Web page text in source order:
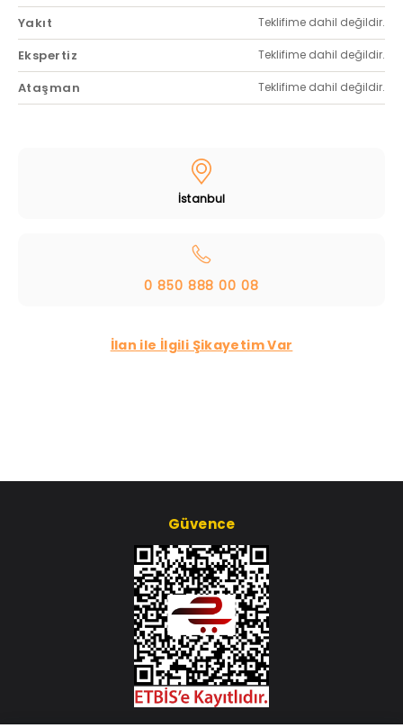
Yakıt Teklifime dahil değildir.
Ekspertiz Teklifime dahil değildir.
Ataşman Teklifime dahil değildir.
İstanbul
0 850 888 00 08
İlan ile İlgili Şikayetim Var
Güvence